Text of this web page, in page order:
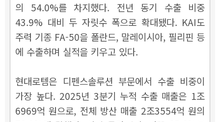
의 54.0%를 차지했다. 전년 동기 수출 비중
43.9% 대비 두 자릿수 폭으로 확대됐다. KAI도
주력 기종 FA-50을 폴란드, 말레이시아, 필리핀 등
에 수출하며 실적을 키우고 있다.
현대로템은 디펜스솔루션 부문에서 수출 비중이
가장 높다. 2025년 3분기 누적 수출 매출은 1조
6969억 원으로, 전체 방산 매출 2조3554억 원의